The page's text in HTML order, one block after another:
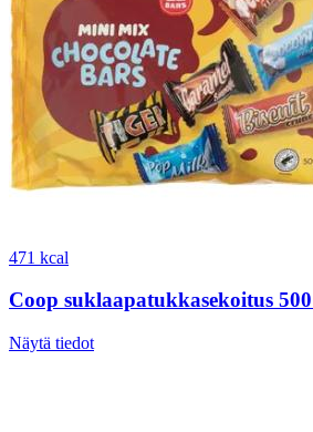
471 kcal
Coop suklaapatukkasekoitus
Näytä tiedot